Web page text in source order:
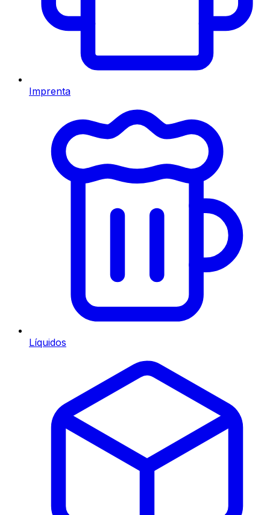
Imprenta
Líquidos